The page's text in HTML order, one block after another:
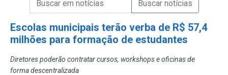
Escolas municipais terão verba de R$ 57,4
milhões para formação de estudantes
Diretores poderão contratar cursos, workshops e oficinas de
forma descentralizada